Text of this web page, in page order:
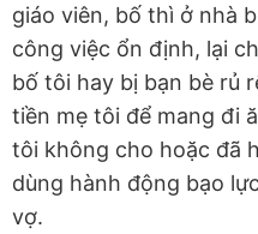
giáo viên, bố thì ở nhà
công việc ổn định, lại
bố tôi hay bị bạn bè rủ
tiền mẹ tôi để mang đi
tôi không cho hoặc đã
dùng hành động bạo
vợ.